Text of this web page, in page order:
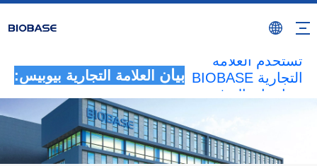
بيان العلامة التجارية بيوبيس:
سيتم اعتبار جميع
الأنشطة غير
المصرح بها التي
تستخدم العلامة
التجارية BIOBASE
بمثابة انتهاك غير
بالتحقيق في
المسؤولية